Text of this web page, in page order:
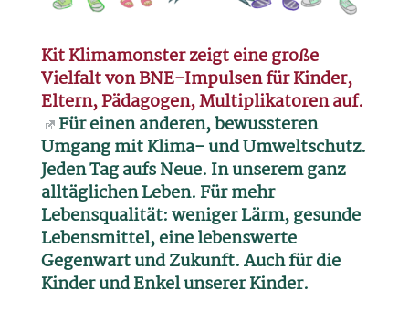
Kit Klimamonster zeigt eine große
Vielfalt von BNE-Impulsen für Kinder,
Eltern, Pädagogen, Multiplikatoren auf.
Für einen anderen, bewussteren
Umgang mit Klima- und Umweltschutz.
Jeden Tag aufs Neue. In unserem ganz
alltäglichen Leben. Für mehr
Lebensqualität: weniger Lärm, gesunde
Lebensmittel, eine lebenswerte
Gegenwart und Zukunft. Auch für die
Kinder und Enkel unserer Kinder.